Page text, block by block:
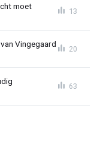
moet
13
Vingegaard
20
63